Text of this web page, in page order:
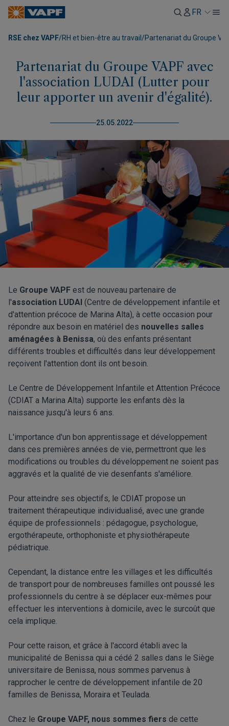
FR
RSE chez VAPF/RH et bien-être au travail /Partenariat du Groupe
Partenariat du Groupe VAPF avec
l'association LUDAI (Lutter pour
leur apporter un avenir d'égalité).
25.05.2022
Le Groupe VAPF est de nouveau partenaire de
l'association LUDAI (Centre de développement infantile et
d'attention précoce de Marina Alta), à cette occasion pour
répondre aux besoin en matériel des nouvelles salles
aménagées à Benissa, où des enfants présentant
différents troubles et difficultés dans leur développement
reçoivent l'attention dont ils ont besoin.
Le Centre de Développement Infantile et Attention Précoce
(CDIAT a Marina Alta) supporte les enfants dès la
naissance jusqu'à leurs 6 ans.
L'importance d'un bon apprentissage et développement
dans ces premières années de vie, permettront que les
modifications ou troubles du développement ne soient pas
aggravés et la qualité de vie desenfants s'améliore.
Pour atteindre ses objectifs, le CDIAT propose un
traitement thérapeutique individualisé, avec une grande
équipe de professionnels : pédagogue, psychologue,
ergothérapeute, orthophoniste et physiothérapeute
pédiatrique.
Cependant, la distance entre les villages et les difficultés
de transport pour de nombreuses familles ont poussé les
professionnels du centre à se déplacer eux-mêmes pour
effectuer les interventions à domicile, avec le surcoût que
cela implique.
Pour cette raison, et grâce à l'accord établi avec la
municipalité de Benissa qui a cédé 2 salles dans le Siège
universitaire de Benissa, nous sommes parvenus à
rapprocher le centre de développement infantile de 20
familles de Benissa, Moraira et Teulada.
Chez le Groupe VAPF, nous sommes fiers de cette